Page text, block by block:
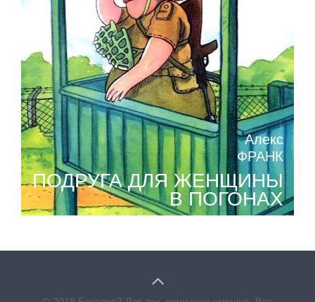
Алекс
ФРАНК
ПОДРУГА ДЛЯ ЖЕНЩИНЫ
В ПОГОНАХ